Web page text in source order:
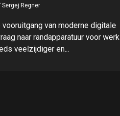
Sergej Regner
van moderne digitale
naar randapparatuur voor werk
veelzijdiger en...